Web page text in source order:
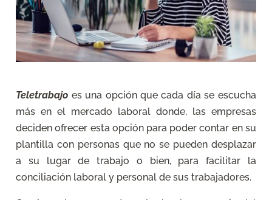
Teletrabajo es una opción que cada día se escucha
más en el mercado laboral donde, las empresas
deciden ofrecer esta opción para poder contar en su
plantilla con personas que no se pueden desplazar
a su lugar de trabajo o bien, para facilitar la
conciliación laboral y personal de sus trabajadores.